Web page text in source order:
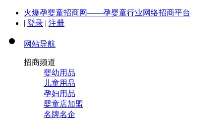
火爆孕婴童招商网——孕婴童行业网络招商平台
| 登录 | 注册
网站导航
招商频道
婴幼用品
儿童用品
孕妇用品
婴童店加盟
名牌名企